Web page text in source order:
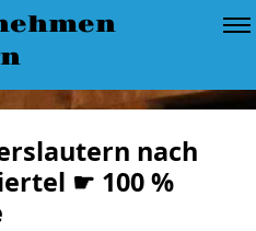
nach
☛ 100 %